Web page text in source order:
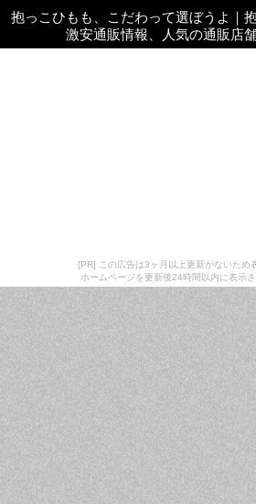
[PR] この広告は3ヶ月以上更新がないため
ホームページを更新後24時間以内に表示さ
抱っこひもも、こだわって選ぼうよ ｜
激安通販情報、人気の通販店